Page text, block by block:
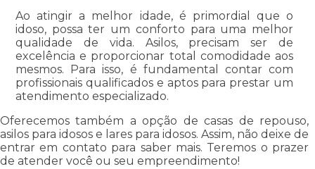
Ao atingir a melhor idade, é primordial que o
idoso, possa ter um conforto para uma melhor
qualidade de vida. Asilos, precisam ser de
excelência e proporcionar total comodidade aos
mesmos. Para isso, é fundamental contar com
profissionais qualificados e aptos para prestar um
atendimento especializado.
Oferecemos também a opção de casas de repouso,
asilos para idosos e lares para idosos. Assim, não deixe de
entrar em contato para saber mais. Teremos o prazer
de atender você ou seu empreendimento!